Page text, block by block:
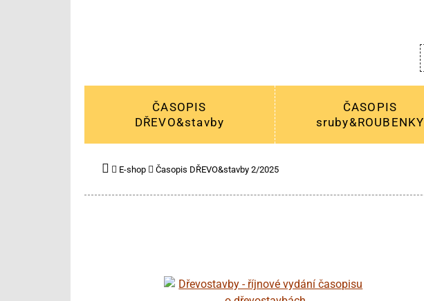
ČASOPIS
DŘEVO&stavby
ČASOPIS
sruby&ROUBENKY
E-shop Časopis DŘEVO&stavby 2/2025